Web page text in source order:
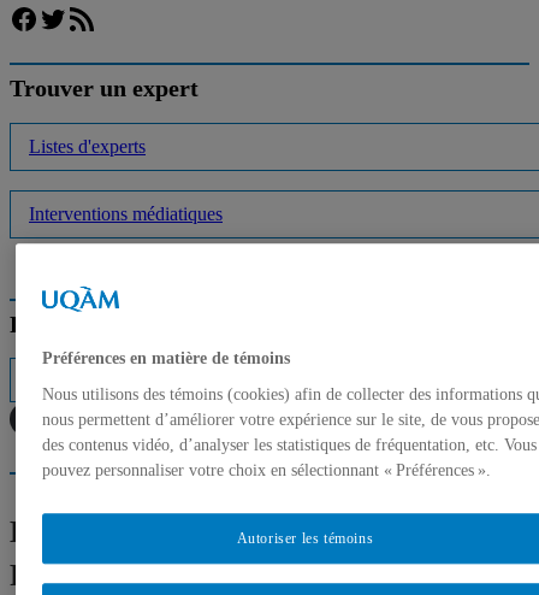
Facebook
Twitter
Flux RSS
Trouver un expert
Listes d'experts
Interventions médiatiques
Répertoire des professeurs
Expertes et experts de l’UQAM –
Février : Mois de l’histoire des Noirs
Préférences en matière de témoins
Nous utilisons des témoins (cookies) afin de collecter des informations
nous permettent d’améliorer votre expérience sur le site, de vous
des contenus vidéo, d’analyser les statistiques de fréquentation, etc. Vous
pouvez personnaliser votre choix en sélectionnant « Préférences ».
Autoriser les témoins